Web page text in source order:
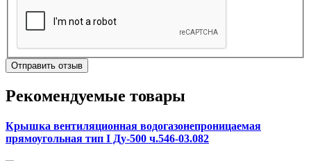
Отправить отзыв
Рекомендуемые товары
Крышка вентиляционная водогазонепроницаемая
прямоугольная тип I Ду-500 ч.546-03.082